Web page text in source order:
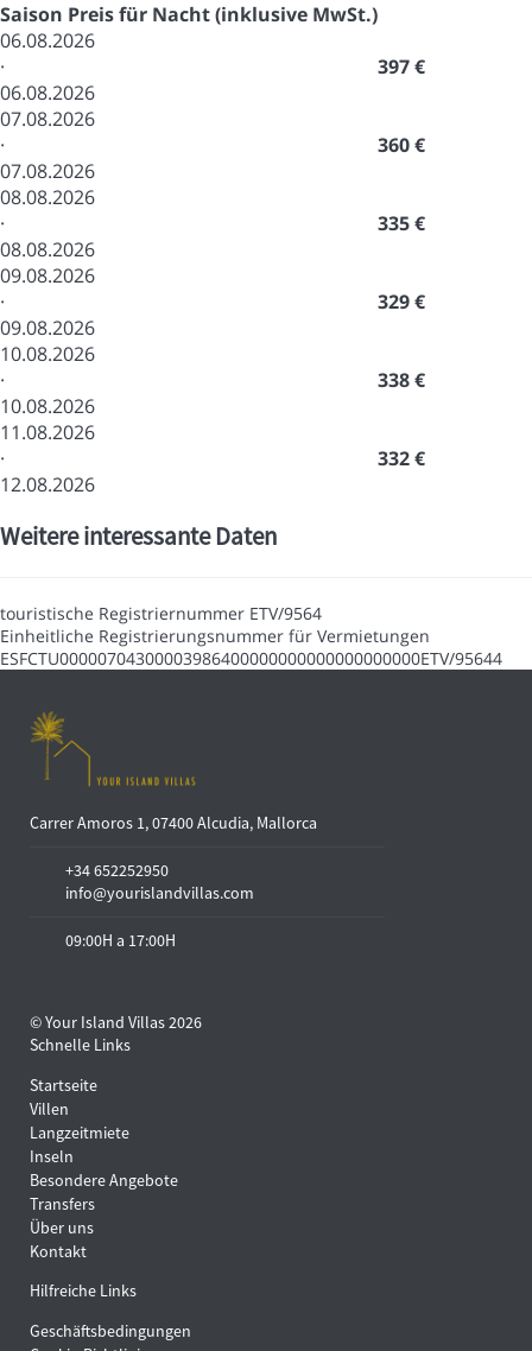
Saison Preis für Nacht (inklusive MwSt.)
06.08.2026
·
06.08.2026
397 €
07.08.2026
·
07.08.2026
360 €
08.08.2026
·
08.08.2026
335 €
09.08.2026
·
09.08.2026
329 €
10.08.2026
·
10.08.2026
338 €
11.08.2026
·
12.08.2026
332 €
Weitere interessante Daten
touristische Registriernummer ETV/9564
Einheitliche Registrierungsnummer für Vermietungen
ESFCTU00000704300003986400000000000000000000ETV/95644
Carrer Amoros 1, 07400 Alcudia, Mallorca
+34 652252950
info@yourislandvillas.com
09:00H a 17:00H
© Your Island Villas 2026
Schnelle Links
Startseite
Villen
Langzeitmiete
Inseln
Besondere Angebote
Transfers
Über uns
Kontakt
Hilfreiche Links
Geschäftsbedingungen